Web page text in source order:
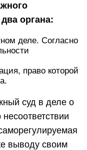
органа:
деле. Согласно
право которой
суд в деле о
выводу своим